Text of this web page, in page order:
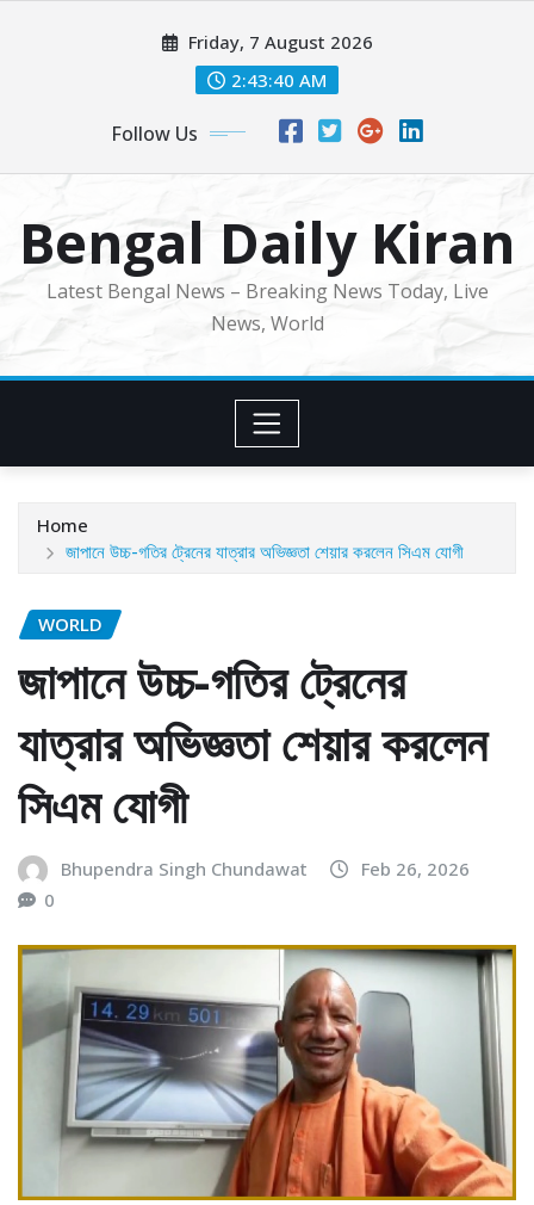
Friday, 7 August 2026
2:43:42 AM
Follow Us
Bengal Daily Kiran
Latest Bengal News – Breaking News Today, Live
News, World
Home
জাপানে উচ্চ-গতির ট্রেনের যাত্রার অভিজ্ঞতা শেয়ার করলেন সিএম যোগী
WORLD
জাপানে উচ্চ-গতির ট্রেনের
যাত্রার অভিজ্ঞতা শেয়ার করলেন
সিএম যোগী
Bhupendra Singh Chundawat
Feb 26, 2026
0